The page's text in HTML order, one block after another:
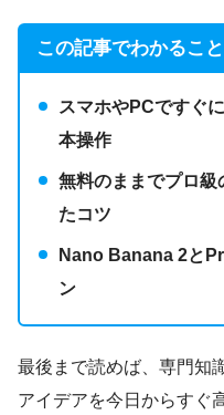
この記事でわかること
スマホやPCですぐ
本操作
無料のままでプロ級
たコツ
Nano Banana 2と
ン
最後まで読めば、専門知
アイデアを今日からすぐ